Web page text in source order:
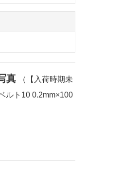
真
（【入荷時期未
ルト10 0.2mm×100